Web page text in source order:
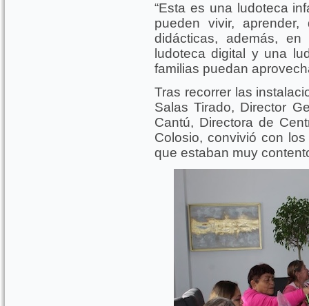
“Esta es una ludoteca
pueden vivir,
didácticas, además,
ludoteca digital y una
familias puedan
Tras recorrer las
Salas Tirado, Director
Cantú, Directora de
Colosio, convivió con
que estaban muy